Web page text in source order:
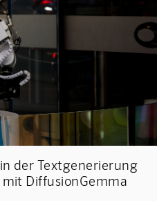
der Textgenerierung
DiffusionGemma